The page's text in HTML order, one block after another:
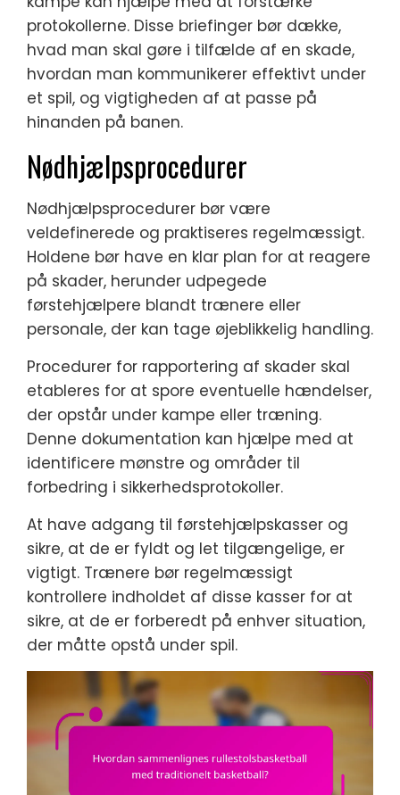
protokollerne. Disse briefinger bør dække,
hvad man skal gøre i tilfælde af en skade,
hvordan man kommunikerer effektivt under
et spil, og vigtigheden af at passe på
hinanden på banen.
Nødhjælpsprocedurer
Nødhjælpsprocedurer bør være
veldefinerede og praktiseres regelmæssigt.
Holdene bør have en klar plan for at reagere
på skader, herunder udpegede
førstehjælpere blandt trænere eller
personale, der kan tage øjeblikkelig handling.
Procedurer for rapportering af skader skal
etableres for at spore eventuelle hændelser,
der opstår under kampe eller træning.
Denne dokumentation kan hjælpe med at
identificere mønstre og områder til
forbedring i sikkerhedsprotokoller.
At have adgang til førstehjælpskasser og
sikre, at de er fyldt og let tilgængelige, er
vigtigt. Trænere bør regelmæssigt
kontrollere indholdet af disse kasser for at
sikre, at de er forberedt på enhver situation,
der måtte opstå under spil.